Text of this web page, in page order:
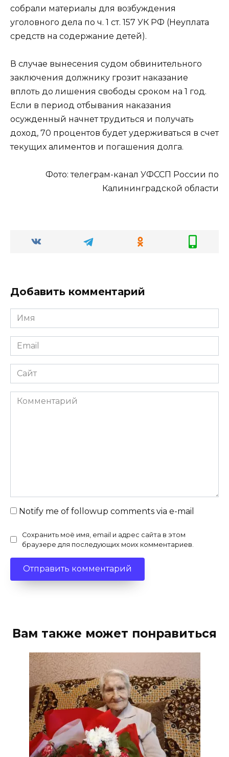
собрали материалы для возбуждения
уголовного дела по ч. 1 ст. 157 УК РФ (Неуплата
средств на содержание детей).
В случае вынесения судом обвинительного
заключения должнику грозит наказание
вплоть до лишения свободы сроком на 1 год.
Если в период отбывания наказания
осужденный начнет трудиться и получать
доход, 70 процентов будет удерживаться в счет
текущих алиментов и погашения долга.
Фото: телеграм-канал УФССП России по
Калининградской области
Добавить комментарий
Имя
Email
Сайт
Комментарий
Notify me of followup comments via e-mail
Сохранить моё имя, email и адрес сайта в этом
браузере для последующих моих комментариев.
Вам также может понравиться